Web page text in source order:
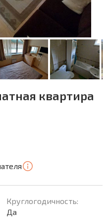
квартира
Круглогодичность:
Да